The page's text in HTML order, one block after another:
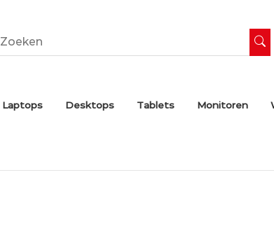
Laptops Desktops Tablets Monitoren